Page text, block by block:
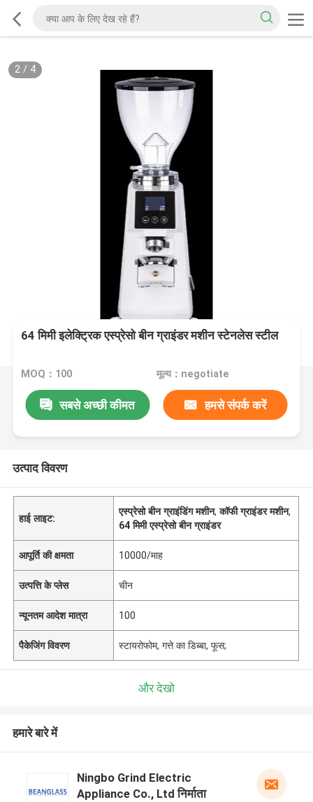
2/ 4
64 मिमी इलेक्ट्रिक एस्प्रेसो बीन ग्राइंडर मशीन स्टेनलेस स्टील
MOQ：100 मूल्य：negotiate
सबसे अच्छी कीमत हमसे संपर्क करें
उत्पाद विवरण
हाई लाइट:
एस्प्रेसो बीन ग्राइंडिंग मशीन,कॉफी ग्राइंडर मशीन,
64 मिमी एस्प्रेसो बीन ग्राइंडर
आपूर्ति की क्षमता 10000/माह
उत्पत्ति के प्लेस चीन
न्यूनतम आदेश मात्रा 100
पैकेजिंग विवरण स्टायरोफोम, गत्ते का डिब्बा, फूस;
और देखो
हमारे बारे में
Ningbo Grind Electric
Appliance Co., Ltd निर्माता